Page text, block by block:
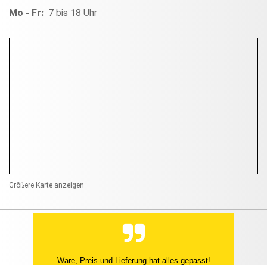
Mo - Fr: 7 bis 18 Uhr
Größere Karte anzeigen
Ware, Preis und Lieferung hat alles gepasst!